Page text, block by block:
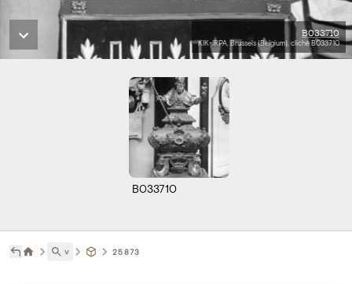
B033710
KIK-IRPA, Brussels (Belgium), cliché B033710
B033710
˅ 25873